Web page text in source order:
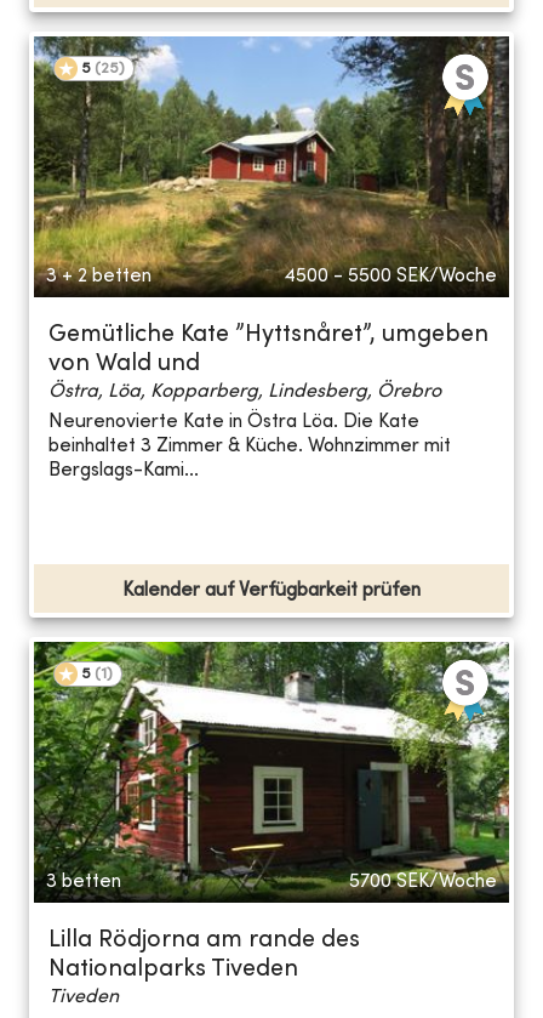
5 (25)
3 + 2 betten 4500 - 5500 SEK/Woche
Gemütliche Kate ”Hyttsnåret”, umgeben
von Wald und
Östra, Löa, Kopparberg, Lindesberg, Örebro
Neurenovierte Kate in Östra Löa. Die Kate
beinhaltet 3 Zimmer & Küche. Wohnzimmer mit
Bergslags-Kami...
Kalender auf Verfügbarkeit prüfen
5 (1 )
3 betten 5700 SEK/Woche
Lilla Rödjorna am rande des
Nationalparks Tiveden
Tiveden